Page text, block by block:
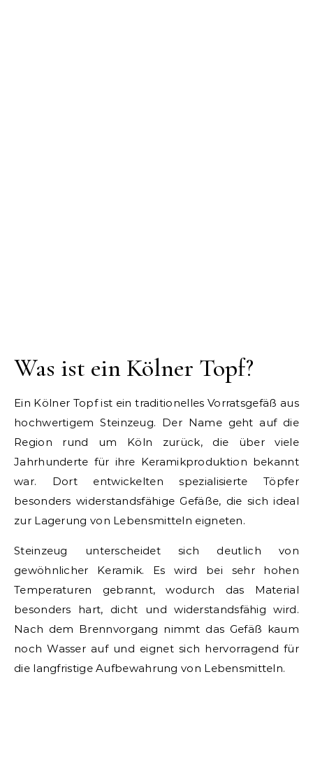
Was ist ein Kölner Topf?
Ein Kölner Topf ist ein traditionelles Vorratsgefäß aus
hochwertigem Steinzeug. Der Name geht auf die
Region rund um Köln zurück, die über viele
Jahrhunderte für ihre Keramikproduktion bekannt
war. Dort entwickelten spezialisierte Töpfer
besonders widerstandsfähige Gefäße, die sich ideal
zur Lagerung von Lebensmitteln eigneten.
Steinzeug unterscheidet sich deutlich von
gewöhnlicher Keramik. Es wird bei sehr hohen
Temperaturen gebrannt, wodurch das Material
besonders hart, dicht und widerstandsfähig wird.
Nach dem Brennvorgang nimmt das Gefäß kaum
noch Wasser auf und eignet sich hervorragend für
die langfristige Aufbewahrung von Lebensmitteln.